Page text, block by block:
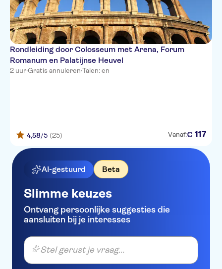
Rondleiding door Colosseum met Arena, Forum
Romanum en Palatijnse Heuvel
2 uur·Gratis annuleren·Talen: en
4,58/5 (25) Vanaf:€ 117
AI-gestuurd Beta
Slimme keuzes
Ontvang persoonlijke suggesties die
aansluiten bij je interesses
Stel gerust je vraag...